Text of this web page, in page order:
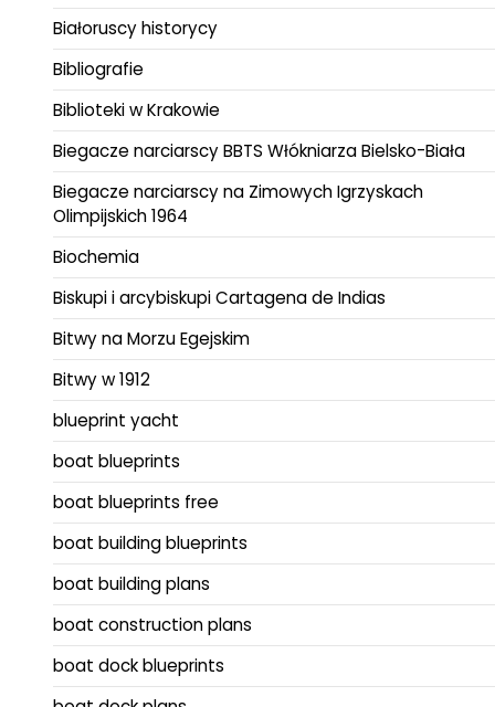
Białoruscy historycy
Bibliografie
Biblioteki w Krakowie
Biegacze narciarscy BBTS Włókniarza Bielsko-Biała
Biegacze narciarscy na Zimowych Igrzyskach
Olimpijskich 1964
Biochemia
Biskupi i arcybiskupi Cartagena de Indias
Bitwy na Morzu Egejskim
Bitwy w 1912
blueprint yacht
boat blueprints
boat blueprints free
boat building blueprints
boat building plans
boat construction plans
boat dock blueprints